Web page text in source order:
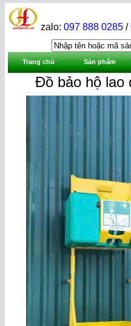
zalo:097 888 0285 /
Trang chủ Sản phẩm
Đồ bảo hộ lao